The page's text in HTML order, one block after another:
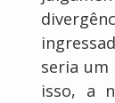
seria um
isso, a